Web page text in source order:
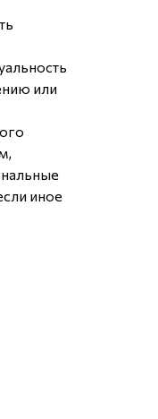
или
иное